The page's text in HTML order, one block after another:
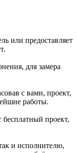
или предоставляет
для замера
с вами, проект,
работы.
бесплатный проект,
и исполнителю,